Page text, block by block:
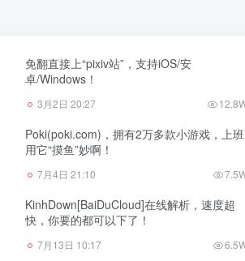
免翻直接上“pixiv站”，支持iOS/安
卓/Windows！
3月2日 20:27
Poki(poki.com)，拥有2万多款小游戏，上班
用它“摸鱼”妙啊！
7月4日 21:10
KinhDown[BaiDuCloud]在线解析，速度超
快，你要的都可以下了！
7月13日 10:17